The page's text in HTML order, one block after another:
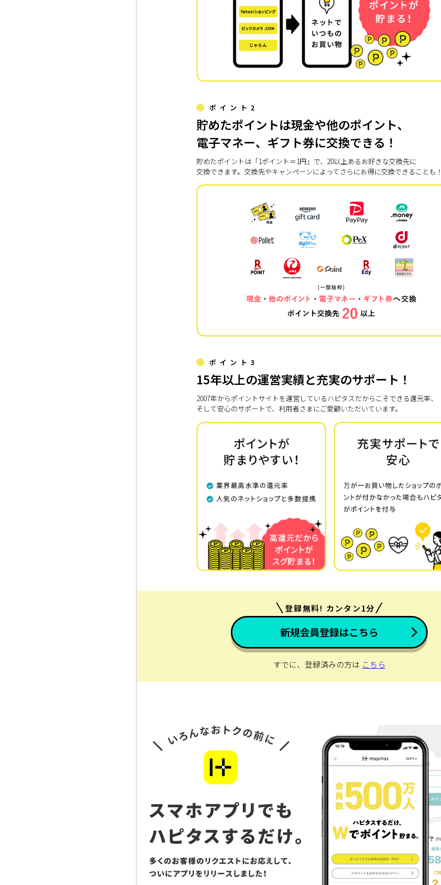
ポイント2
貯めたポイントは現金や他のポイント、
電子マネー、ギフト券に交換できる！
貯めたポイントは「1ポイント＝1円」で、20以上あるお好きな交換先に
交換できます。交換先やキャンペーンによってさらにお得に交換できることも
ポイント3
15年以上の運営実績と充実のサポート！
2007年からポイントサイトを運営しているハピタスだからこそできる還元率、
そして安心のサポートで、利用者さまにご愛顧いただいています。
登録無料! カンタン1分
新規会員登録はこちら
すでに、登録済みの方は こちら